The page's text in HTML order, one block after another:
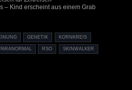
– Kind erscheint aus einem Grab
GENETIK KORNKREIS
PARANORMAL RSO SKINWALKER